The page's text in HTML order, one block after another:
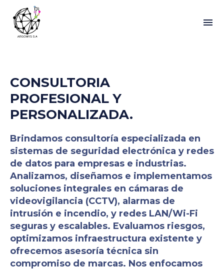
CONSULTORIA
PROFESIONAL Y
PERSONALIZADA.
Brindamos consultoría especializada en
sistemas de seguridad electrónica y redes
de datos para empresas e industrias.
Analizamos, diseñamos e implementamos
soluciones integrales en cámaras de
videovigilancia (CCTV), alarmas de
intrusión e incendio, y redes LAN/Wi-Fi
seguras y escalables. Evaluamos riesgos,
optimizamos infraestructura existente y
ofrecemos asesoría técnica sin
compromiso de marcas. Nos enfocamos